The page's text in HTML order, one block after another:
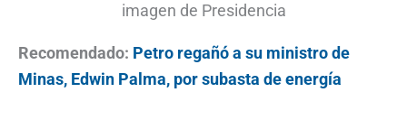
imagen de Presidencia
Recomendado: Petro regañó a su ministro de
Minas, Edwin Palma, por subasta de energía